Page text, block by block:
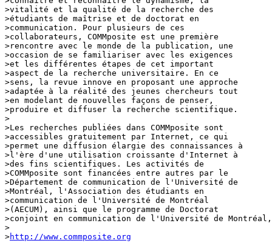
>vitalité et la qualité de la recherche des
>étudiants de maîtrise et de doctorat en
>communication. Pour plusieurs de ces
>collaborateurs, COMMposite est une première
>rencontre avec le monde de la publication, une
>occasion de se familiariser avec les exigences
>et les différentes étapes de cet important
>aspect de la recherche universitaire. En ce
>sens, la revue innove en proposant une approche
>adaptée à la réalité des jeunes chercheurs tout
>en modelant de nouvelles façons de penser,
>produire et diffuser la recherche scientifique.
>
>Les recherches publiées dans COMMposite sont
>accessibles gratuitement par Internet, ce qui
>permet une diffusion élargie des connaissances à
>l'ère d'une utilisation croissante d'Internet à
>des fins scientifiques. Les activités de
>COMMposite sont financées entre autres par le
>Département de communication de l'Université de
>Montréal, l'Association des étudiants en
>communication de l'Université de Montréal
>(AECUM), ainsi que le programme de Doctorat
>conjoint en communication de l'Université de Montréal,
>
>http://www.commposite.org